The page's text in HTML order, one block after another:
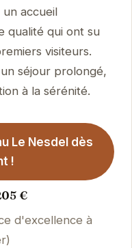
accueil
qualité qui ont su
visiteurs.
séjour prolongé,
à la sérénité.
Le Nesdel dès
!
€
d'excellence à